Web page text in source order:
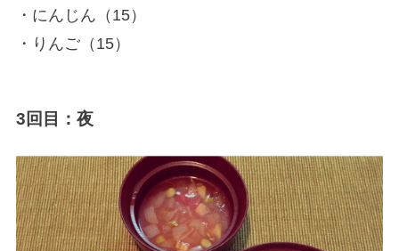
・にんじん（15）
・りんご（15）
3回目：夜